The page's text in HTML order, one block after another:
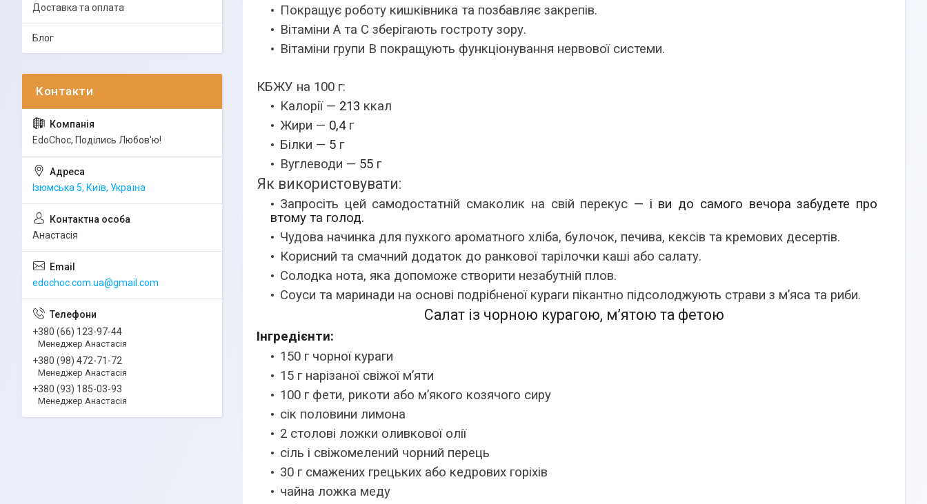
Покращує роботу кишківника та позбавляє закрепів.
Вітаміни А та С зберігають гостроту зору.
Вітаміни групи В покращують функціонування нервової системи.
КБЖУ на 100 г:
Калорії — 213 ккал
Жири — 0,4г
Білки — 5 г
Вуглеводи — 55 г
Як використовувати:
Запросіть цей самодостатній смаколик на свій перекус — і ви до самого вечора забудете про
втому та голод.
Чудова начинка для пухкого ароматного хліба, булочок, печива, кексів та кремових десертів.
Корисний та смачний додаток до ранкової тарілочки каші або салату.
Солодка нота, яка допоможе створити незабутній плов.
Соуси та маринади на основі подрібненої кураги пікантно підсолоджують страви з м’яса та риби.
Салат із чорною курагою, м’ятою та фетою
Інгредієнти:
150 г чорної кураги
15 г нарізаної свіжої м’яти
100 г фети, рикоти або м’якого козячого сиру
сік половини лимона
2 столові ложки оливкової олії
сіль і свіжомелений чорний перець
30 г смажених грецьких або кедрових горіхів
чайна ложка меду
Доставка та оплата
Блог
EdoСhoc, Поділись Любов'ю!
Ізюмська 5, Київ, Україна
Анастасія
edochoc.com.ua@gmail.com
+380 (66) 123-97-44
Менеджер Анастасія
+380 (98) 472-71-72
Менеджер Анастасія
+380 (93) 185-03-93
Менеджер Анастасія